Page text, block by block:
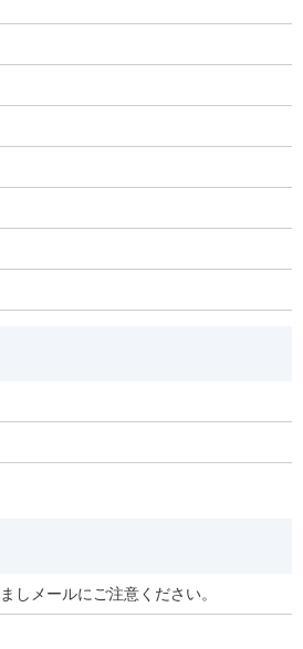
しメールにご注意ください。